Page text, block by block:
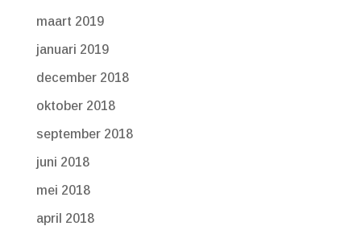
maart 2019
januari 2019
december 2018
oktober 2018
september 2018
juni 2018
mei 2018
april 2018